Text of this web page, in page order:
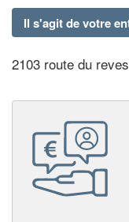
Il s'agit de votre
2103 route du